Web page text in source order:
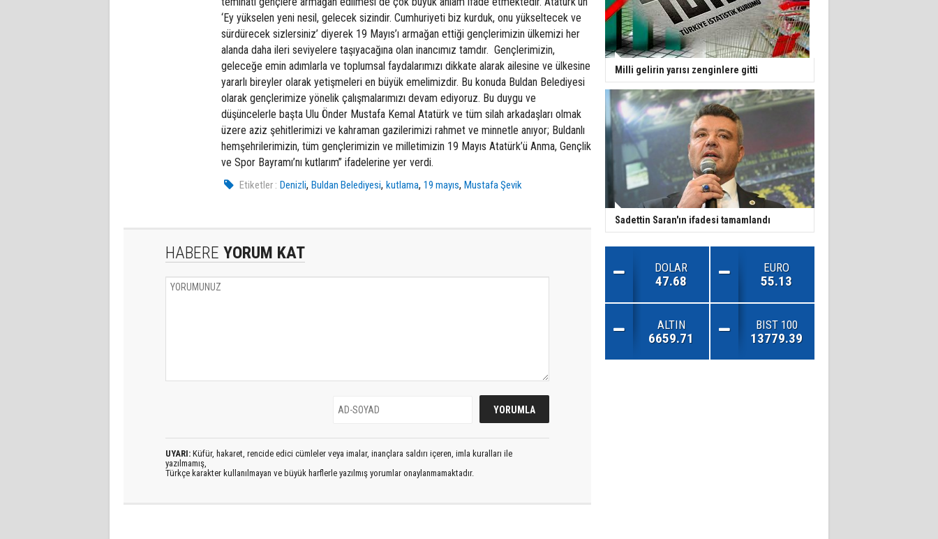
‘Ey yükselen yeni nesil, gelecek sizindir. Cumhuriyeti biz kurduk, onu yükseltecek ve
sürdürecek sizlersiniz’ diyerek 19 Mayıs’ı armağan ettiği gençlerimizin ülkemizi her
alanda daha ileri seviyelere taşıyacağına olan inancımız tamdır. Gençlerimizin,
geleceğe emin adımlarla ve toplumsal faydalarımızı dikkate alarak ailesine ve ülkesine
yararlı bireyler olarak yetişmeleri en büyük emelimizdir. Bu konuda Buldan Belediyesi
olarak gençlerimize yönelik çalışmalarımızı devam ediyoruz. Bu duygu ve
düşüncelerle başta Ulu Önder Mustafa Kemal Atatürk ve tüm silah arkadaşları olmak
üzere aziz şehitlerimizi ve kahraman gazilerimizi rahmet ve minnetle anıyor; Buldanlı
hemşehrilerimizin, tüm gençlerimizin ve milletimizin 19 Mayıs Atatürk’ü Anma, Gençlik
ve Spor Bayramı’nı kutlarım” ifadelerine yer verdi.
Etiketler : Denizli,Buldan Belediyesi,kutlama,19 mayıs,Mustafa Şevik
HABERE YORUM KAT
UYARI: Küfür, hakaret, rencide edici cümleler veya imalar, inançlara saldırı içeren, imla kuralları ile
yazılmamış,
Türkçe karakter kullanılmayan ve büyük harflerle yazılmış yorumlar onaylanmamaktadır.
Milli gelirin yarısı zenginlere gitti
Sadettin Saran'ın ifadesi tamamlandı
DOLAR
47.68
EURO
55.13
ALTIN
6659.71
BIST 100
13779.39